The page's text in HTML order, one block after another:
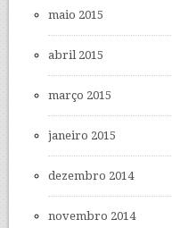
maio 2015
abril 2015
março 2015
janeiro 2015
dezembro 2014
novembro 2014